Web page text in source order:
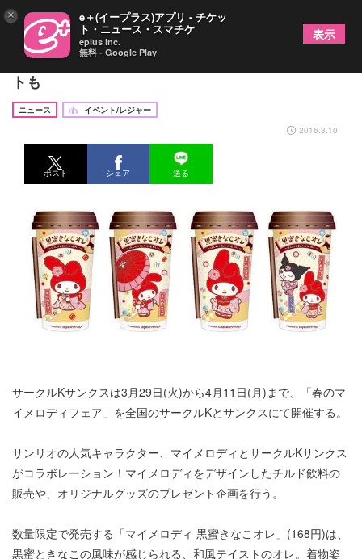
マイメロの“和風オレ”登場！限定グッズのプレゼン
トも
ニュース
イベント/レジャー
2016.3.10
ポスト シェア 送る
サークルKサンクスは3月29日(火)から4月11日(月)まで、「春のマ
イメロディフェア」を全国のサークルKとサンクスにて開催する。
サンリオの人気キャラクター、マイメロディとサークルKサンクス
がコラボレーション！マイメロディをデザインしたチルド飲料の
販売や、オリジナルグッズのプレゼント企画を行う。
数量限定で発売する「マイメロディ 黒蜜きなこオレ」(168円)は、
黒蜜ときなこの風味が感じられる、和風テイストのオレ。着物姿
× e＋(イープラス)アプリ - チケッ
ト・ニュース・スマチケ
eplus inc.
無料 - Google Play
表示